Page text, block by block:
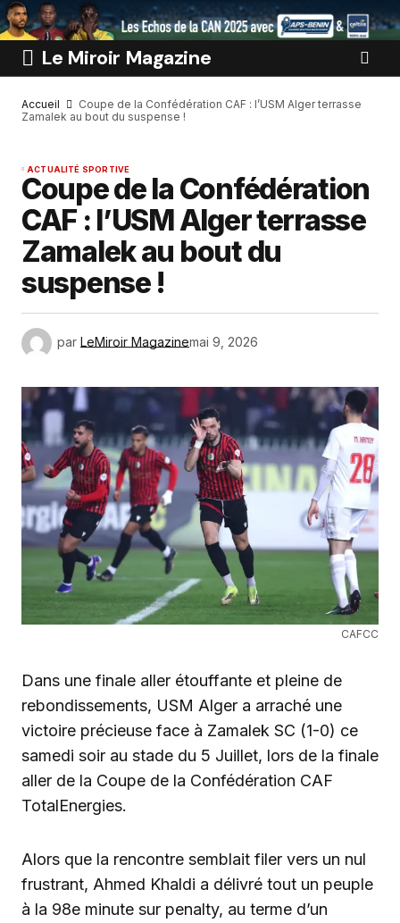
Le Miroir Magazine
Accueil
Coupe de la Confédération CAF : l’USM Alger terrasse
Zamalek au bout du suspense !
ACTUALITÉ SPORTIVE
Coupe de la Confédération
CAF : l’USM Alger terrasse
Zamalek au bout du
suspense !
par LeMiroir Magazinemai 9, 2026
CAFCC
Dans une finale aller étouffante et pleine de
rebondissements, USM Alger a arraché une
victoire précieuse face à Zamalek SC (1-0) ce
samedi soir au stade du 5 Juillet, lors de la finale
aller de la Coupe de la Confédération CAF
TotalEnergies.
Alors que la rencontre semblait filer vers un nul
frustrant, Ahmed Khaldi a délivré tout un peuple
à la 98e minute sur penalty, au terme d’un